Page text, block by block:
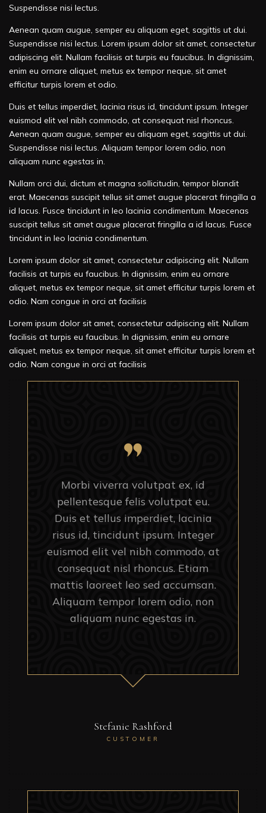
Suspendisse nisi lectus.
Aenean quam augue, semper eu aliquam eget, sagittis ut dui.
Suspendisse nisi lectus. Lorem ipsum dolor sit amet, consectetur
adipiscing elit. Nullam facilisis at turpis eu faucibus. In dignissim,
enim eu ornare aliquet, metus ex tempor neque, sit amet
efficitur turpis lorem et odio.
Duis et tellus imperdiet, lacinia risus id, tincidunt ipsum. Integer
euismod elit vel nibh commodo, at consequat nisl rhoncus.
Aenean quam augue, semper eu aliquam eget, sagittis ut dui.
Suspendisse nisi lectus. Aliquam tempor lorem odio, non
aliquam nunc egestas in.
Nullam orci dui, dictum et magna sollicitudin, tempor blandit
erat. Maecenas suscipit tellus sit amet augue placerat fringilla a
id lacus. Fusce tincidunt in leo lacinia condimentum. Maecenas
suscipit tellus sit amet augue placerat fringilla a id lacus. Fusce
tincidunt in leo lacinia condimentum.
Lorem ipsum dolor sit amet, consectetur adipiscing elit. Nullam
facilisis at turpis eu faucibus. In dignissim, enim eu ornare
aliquet, metus ex tempor neque, sit amet efficitur turpis lorem et
odio. Nam congue in orci at facilisis
Lorem ipsum dolor sit amet, consectetur adipiscing elit. Nullam
facilisis at turpis eu faucibus. In dignissim, enim eu ornare
aliquet, metus ex tempor neque, sit amet efficitur turpis lorem et
odio. Nam congue in orci at facilisis
Morbi viverra volutpat ex, id
pellentesque felis volutpat eu.
Duis et tellus imperdiet, lacinia
risus id, tincidunt ipsum. Integer
euismod elit vel nibh commodo, at
consequat nisl rhoncus. Etiam
mattis laoreet leo sed accumsan.
Aliquam tempor lorem odio, non
aliquam nunc egestas in.
Stefanie Rashford
CUSTOMER